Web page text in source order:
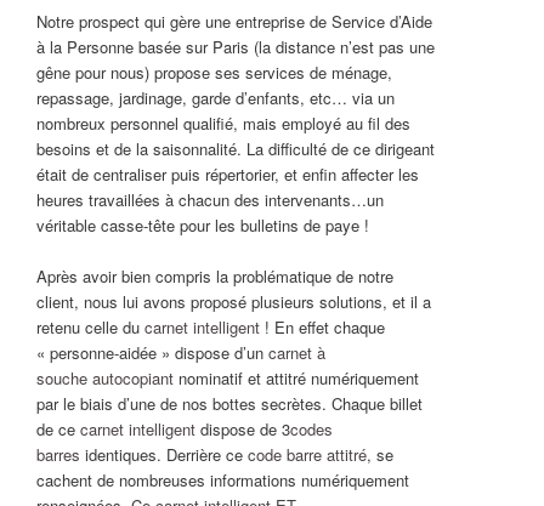
Notre prospect qui gère une entreprise de Service d’Aide
à la Personne basée sur Paris (la distance n’est pas une
gêne pour nous) propose ses services de ménage,
repassage, jardinage, garde d’enfants, etc… via un
nombreux personnel qualifié, mais employé au fil des
besoins et de la saisonnalité. La difficulté de ce dirigeant
était de centraliser puis répertorier, et enfin affecter les
heures travaillées à chacun des intervenants…un
véritable casse-tête pour les bulletins de paye !
Après avoir bien compris la problématique de notre
client, nous lui avons proposé plusieurs solutions, et il a
retenu celle du carnet intelligent! En effet chaque
« personne-aidée » dispose d’un carnet à
souche autocopiantnominatif et attitré numériquement
par le biais d’une de nos bottes secrètes. Chaque billet
de ce carnet intelligentdispose de 3codes
barres identiques. Derrière ce code barre attitré, se
cachent de nombreuses informations numériquement